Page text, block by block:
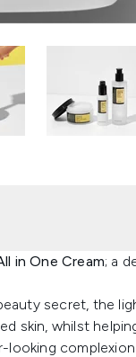
in One Cream; a
secret, the
skin, whilst
looking complexion.